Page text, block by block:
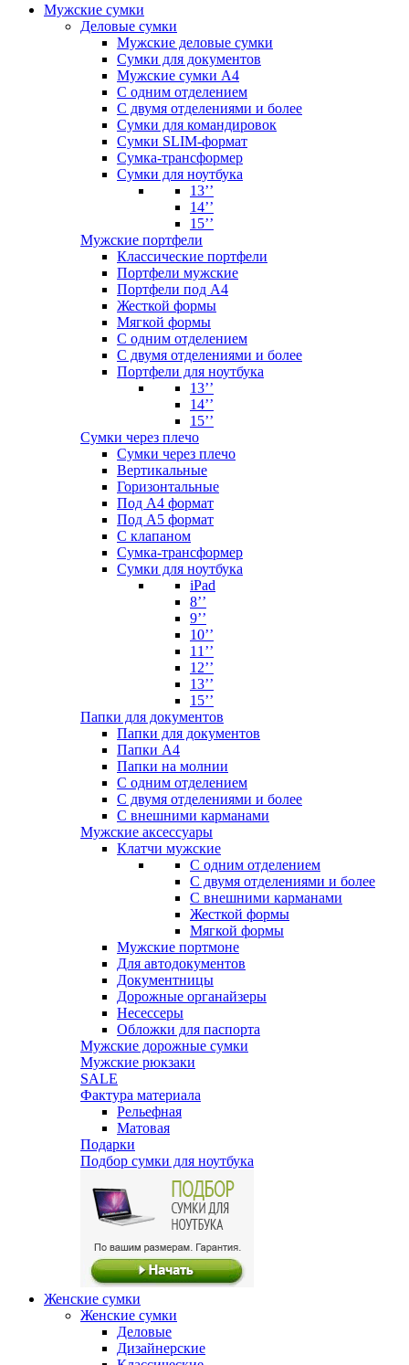
Мужские сумки
Деловые сумки
Мужские деловые сумки
Сумки для документов
Мужские сумки А4
С одним отделением
С двумя отделениями и более
Сумки для командировок
Сумки SLIM-формат
Сумка-трансформер
Сумки для ноутбука
13’’
14’’
15’’
Мужские портфели
Классические портфели
Портфели мужские
Портфели под А4
Жесткой формы
Мягкой формы
С одним отделением
С двумя отделениями и более
Портфели для ноутбука
13’’
14’’
15’’
Сумки через плечо
Сумки через плечо
Вертикальные
Горизонтальные
Под А4 формат
Под А5 формат
С клапаном
Сумка-трансформер
Сумки для ноутбука
iPad
8’’
9’’
10’’
11’’
12’’
13’’
15’’
Папки для документов
Папки для документов
Папки А4
Папки на молнии
С одним отделением
С двумя отделениями и более
С внешними карманами
Мужские аксессуары
Клатчи мужские
С одним отделением
С двумя отделениями и более
С внешними карманами
Жесткой формы
Мягкой формы
Мужские портмоне
Для автодокументов
Документницы
Дорожные органайзеры
Несессеры
Обложки для паспорта
Мужские дорожные сумки
Мужские рюкзаки
SALE
Фактура материала
Рельефная
Матовая
Подарки
Подбор сумки для ноутбука
Женские сумки
Женские сумки
Деловые
Дизайнерские